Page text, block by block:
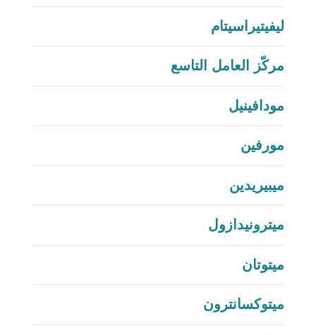
ليفيتيراسيتام
مركّز العامل التاسع
مودافينيل
مورفين
ميبيريدين
ميترونيدازول
ميتوتان
ميتوكسانترون